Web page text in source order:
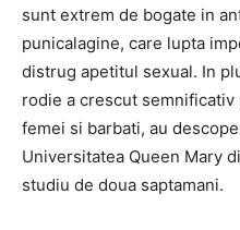
sunt extrem de bogate in
punicalagine, care lupta
distrug apetitul sexual. In
rodie a crescut
femei si barbati, au
Universitatea Queen Mary
studiu de doua saptamani.